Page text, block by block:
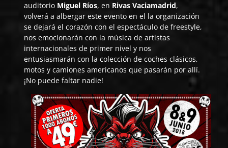
auditorio Miguel Ríos, en Rivas Vaciamadrid,
volverá a albergar este evento en el la organización
se dejará el corazón con el espectáculo de freestyle,
nos emocionarán con la música de artistas
internacionales de primer nivel y nos
entusiasmarán con la colección de coches clásicos,
motos y camiones americanos que pasarán por allí.
¡No puede faltar nadie!